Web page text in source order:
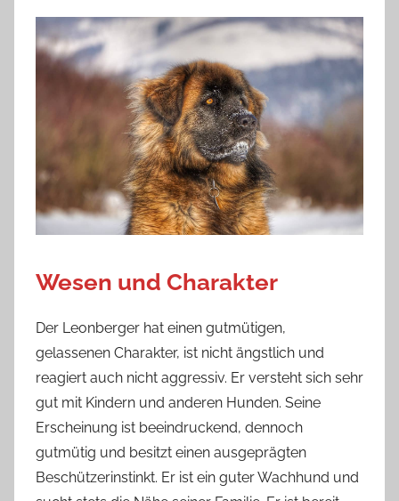
Wesen und Charakter
Der Leonberger hat einen gutmütigen,
gelassenen Charakter, ist nicht ängstlich und
reagiert auch nicht aggressiv. Er versteht sich sehr
gut mit Kindern und anderen Hunden. Seine
Erscheinung ist beeindruckend, dennoch
gutmütig und besitzt einen ausgeprägten
Beschützerinstinkt. Er ist ein guter Wachhund und